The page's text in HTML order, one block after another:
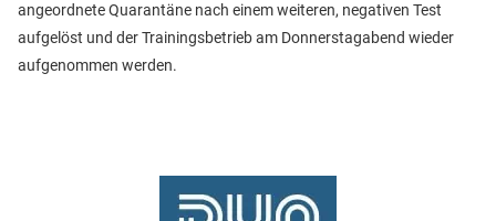
angeordnete Quarantäne nach einem weiteren, negativen Test
aufgelöst und der Trainingsbetrieb am Donnerstagabend wieder
aufgenommen werden.